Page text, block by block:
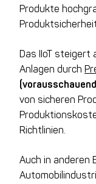
Produkte
Das IIoT steigert
Anlagen durch
von sicheren
Richtlinien.
Auch in anderen